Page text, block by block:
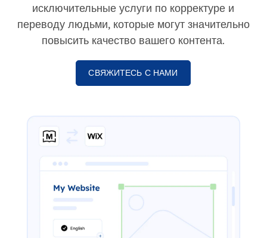
исключительные услуги по корректуре и
переводу людьми, которые могут значительно
повысить качество вашего контента.
СВЯЖИТЕСЬ С НАМИ